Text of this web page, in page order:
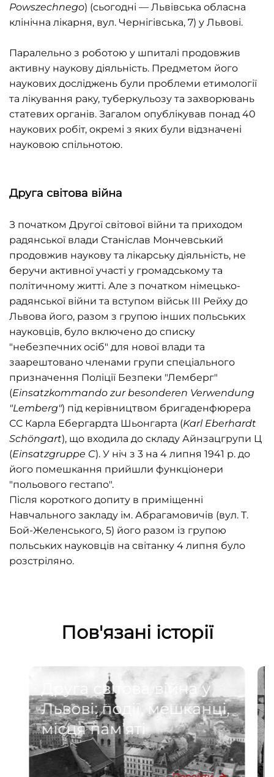
Powszechnego) (сьогодні — Львівська обласна
клінічна лікарня, вул. Чернігівська, 7) у Львові.
Паралельно з роботою у шпиталі продовжив
активну наукову діяльність. Предметом його
наукових досліджень були проблеми етимології
та лікування раку, туберкульозу та захворювань
статевих органів. Загалом опублікував понад 40
наукових робіт, окремі з яких були відзначені
науковою спільнотою.
Друга світова війна
З початком Другої світової війни та приходом
радянської влади Станіслав Мончевський
продовжив наукову та лікарську діяльність, не
беручи активної участі у громадському та
політичному житті. Але з початком німецько-
радянської війни та вступом військ ІІІ Рейху до
Львова його, разом з групою інших польських
науковців, було включено до списку
"небезпечних осіб" для нової влади та
заарештовано членами групи спеціального
призначення Поліції Безпеки "Лемберг"
(Einsatzkommando zur besonderen Verwendung
"Lemberg") під керівництвом бригаденфюрера
СС Карла Ебергардта Шьонгарта (Karl Eberhardt
Schöngart), що входила до складу Айнзацгрупи Ц
(Einsatzgruppe C). У ніч з 3 на 4 липня 1941 р. до
його помешкання прийшли функціонери
"польового гестапо".
Після короткого допиту в приміщенні
Навчального закладу ім. Абрагамовичів (вул. Т.
Бой-Желенського, 5) його разом із групою
польських науковців на світанку 4 липня було
розстріляно.
Пов'язані історії
Друга світова війна у
Львові: події, мешканці,
місця пам’яті